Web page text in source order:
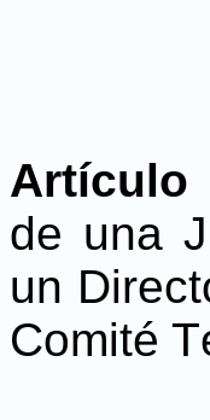
Artículo
de una
un
Comité